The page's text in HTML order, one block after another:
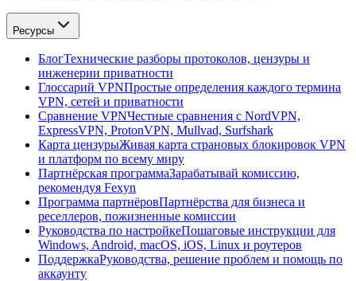
Ресурсы
БлогТехнические разборы протоколов, цензуры и
инженерии приватности
Глоссарий VPNПростые определения каждого термина
VPN, сетей и приватности
Сравнение VPNЧестные сравнения с NordVPN,
ExpressVPN, ProtonVPN, Mullvad, Surfshark
Карта цензурыЖивая карта страновых блокировок VPN
и платформ по всему миру
Партнёрская программаЗарабатывай комиссию,
рекомендуя Fexyn
Программа партнёровПартнёрства для бизнеса и
реселлеров, пожизненные комиссии
Руководства по настройкеПошаговые инструкции для
Windows, Android, macOS, iOS, Linux и роутеров
ПоддержкаРуководства, решение проблем и помощь по
аккаунту